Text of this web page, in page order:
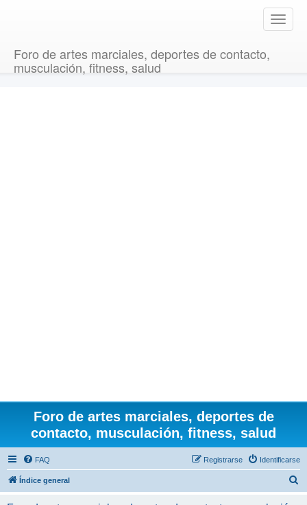
T
o
Foro de artes marciales, deportes de contacto,
musculación, fitness, salud
Foro de artes marciales, deportes de
contacto, musculación, fitness, salud
FAQ Identificarse
Registrarse
Índice general